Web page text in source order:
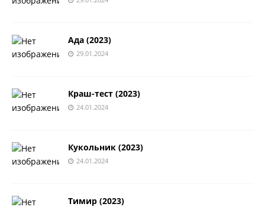
Ада (2023)
29.01.2024
Краш-тест (2023)
24.01.2024
Кукольник (2023)
24.01.2024
Тимир (2023)